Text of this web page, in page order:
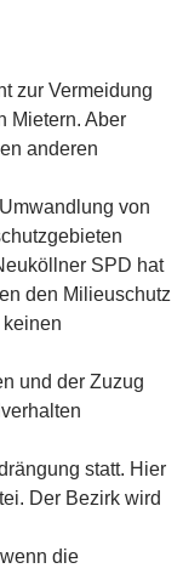
zur Vermeidung
Mietern. Aber
anderen
von
SPD hat
den Milieuschutz
und der Zuzug
statt. Hier
Der Bezirk wird
die